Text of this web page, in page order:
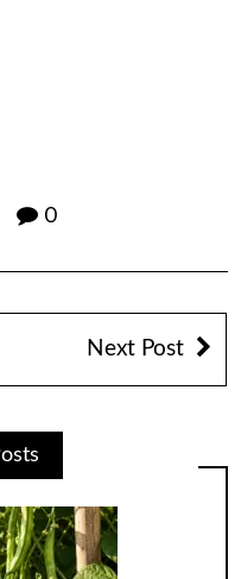
0
Next Post